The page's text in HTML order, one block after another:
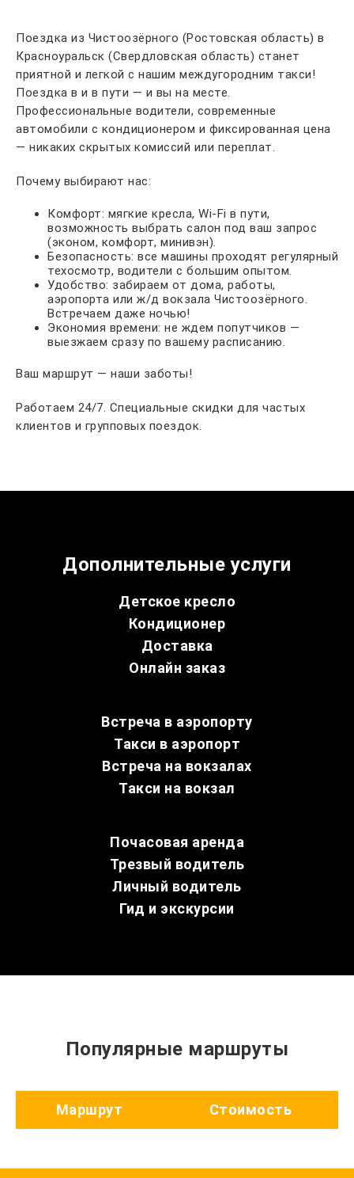
Поездка из Чистоозёрного (Ростовская область) в
Красноуральск (Свердловская область) станет
приятной и легкой с нашим междугородним такси!
Поездка в и в пути — и вы на месте.
Профессиональные водители, современные
автомобили с кондиционером и фиксированная цена
— никаких скрытых комиссий или переплат.
Почему выбирают нас:
Комфорт: мягкие кресла, Wi-Fi в пути,
возможность выбрать салон под ваш запрос
(эконом, комфорт, минивэн).
Безопасность: все машины проходят регулярный
техосмотр, водители с большим опытом.
Удобство: забираем от дома, работы,
аэропорта или ж/д вокзала Чистоозёрного.
Встречаем даже ночью!
Экономия времени: не ждем попутчиков —
выезжаем сразу по вашему расписанию.
Ваш маршрут — наши заботы!
Работаем 24/7. Специальные скидки для частых
клиентов и групповых поездок.
Дополнительные услуги
Детское кресло
Кондиционер
Доставка
Онлайн заказ
Встреча в аэропорту
Такси в аэропорт
Встреча на вокзалах
Такси на вокзал
Почасовая аренда
Трезвый водитель
Личный водитель
Гид и экскурсии
Популярные маршруты
Маршрут Стоимость